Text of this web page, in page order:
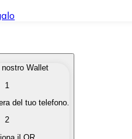
ti interessano in modo
in valuta fiat quando ne hai
Wallet
1
del tuo telefono.
2